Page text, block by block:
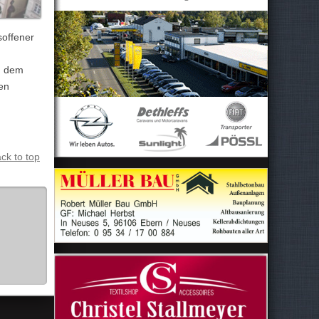
dem
to top